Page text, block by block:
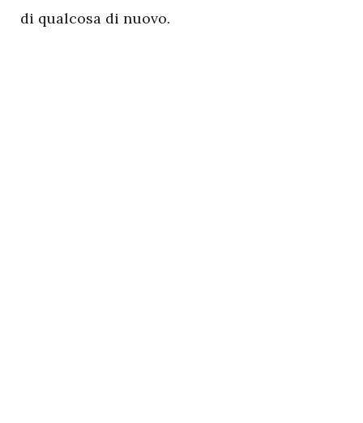
di qualcosa di nuovo.